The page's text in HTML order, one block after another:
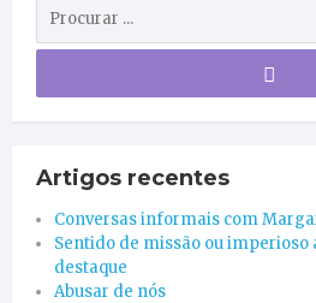
Artigos recentes
Conversas informais com
Sentido de missão ou imperioso
destaque
Abusar de nós